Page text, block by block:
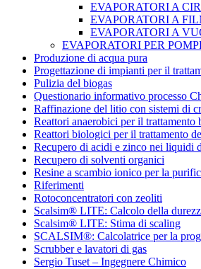
EVAPORATORI A
EVAPORATORI A
EVAPORATORI A
EVAPORATORI PER
Produzione di acqua pura
Progettazione di impianti per il
Pulizia del biogas
Questionario informativo processo
Raffinazione del litio con sistemi di
Reattori anaerobici per il trattamento
Reattori biologici per il trattamento
Recupero di acidi e zinco nei liquidi
Recupero di solventi organici
Resine a scambio ionico per la
Riferimenti
Rotoconcentratori con zeoliti
Scalsim® LITE: Calcolo della
Scalsim® LITE: Stima di scaling
SCALSIM®: Calcolatrice per la
Scrubber e lavatori di gas
Sergio Tuset – Ingegnere Chimico